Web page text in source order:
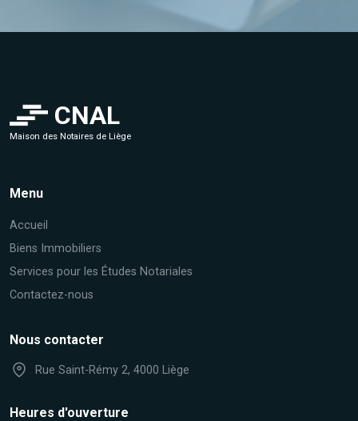
CNAL
Maison des Notaires de Liège
Menu
Accueil
Biens Immobiliers
Services pour les Études Notariales
Contactez-nous
Nous contacter
Rue Saint-Rémy 2, 4000 Liège
Heures d'ouverture